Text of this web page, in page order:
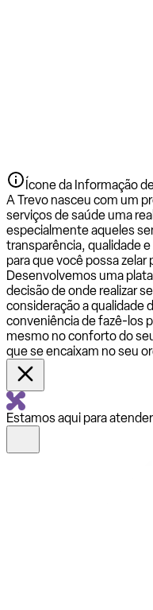
Ícone da Informação
A Trevo nasceu com um
serviços de saúde uma
especialmente aqueles
transparência, qualidade
para que você possa zelar
Desenvolvemos uma
decisão de onde realizar
consideração a qualidade
conveniência de fazê-los
mesmo no conforto do
que se encaixam no seu
Estamos aqui para